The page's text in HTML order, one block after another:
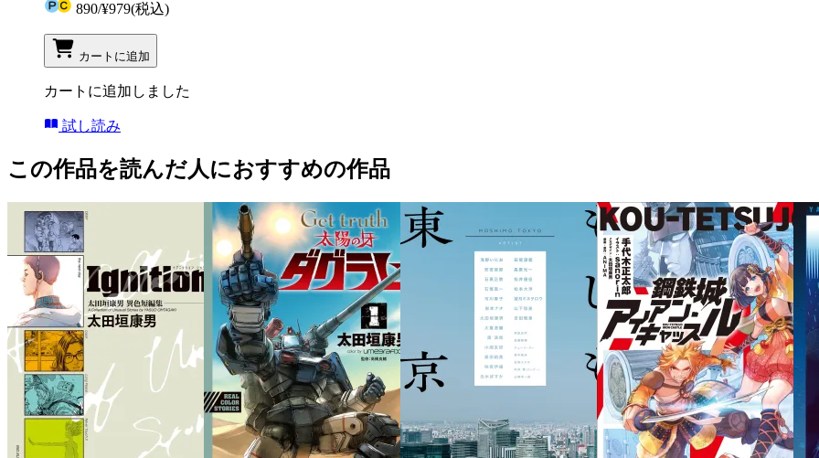
890/¥979(税込)
カートに追加
カートに追加しました
試し読み
この作品を読んだ人におすすめの作品